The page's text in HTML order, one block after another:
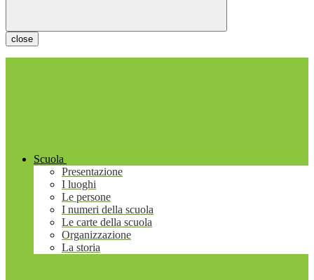
close
Scuola
Presentazione
I luoghi
Le persone
I numeri della scuola
Le carte della scuola
Organizzazione
La storia